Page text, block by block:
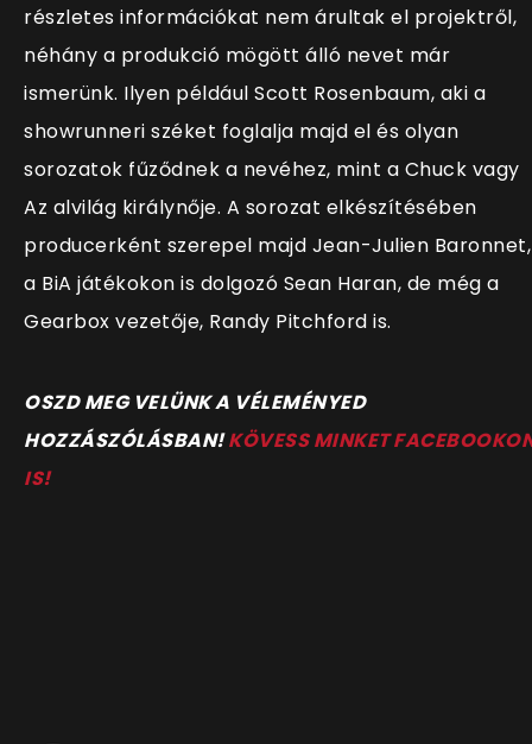
részletes információkat nem árultak el projektről,
néhány a produkció mögött álló nevet már
ismerünk. Ilyen például Scott Rosenbaum, aki a
showrunneri széket foglalja majd el és olyan
sorozatok fűződnek a nevéhez, mint a Chuck vagy
Az alvilág királynője. A sorozat elkészítésében
producerként szerepel majd Jean-Julien Baronnet,
a BiA játékokon is dolgozó Sean Haran, de még a
Gearbox vezetője, Randy Pitchford is.
OSZD MEG VELÜNK A VÉLEMÉNYED
HOZZÁSZÓLÁSBAN!KÖVESS MINKET
IS!